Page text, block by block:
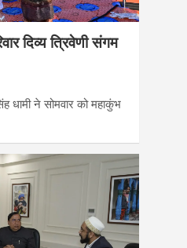
दिव्य त्रिवेणी संगम
धामी ने सोमवार को महाकुंभ